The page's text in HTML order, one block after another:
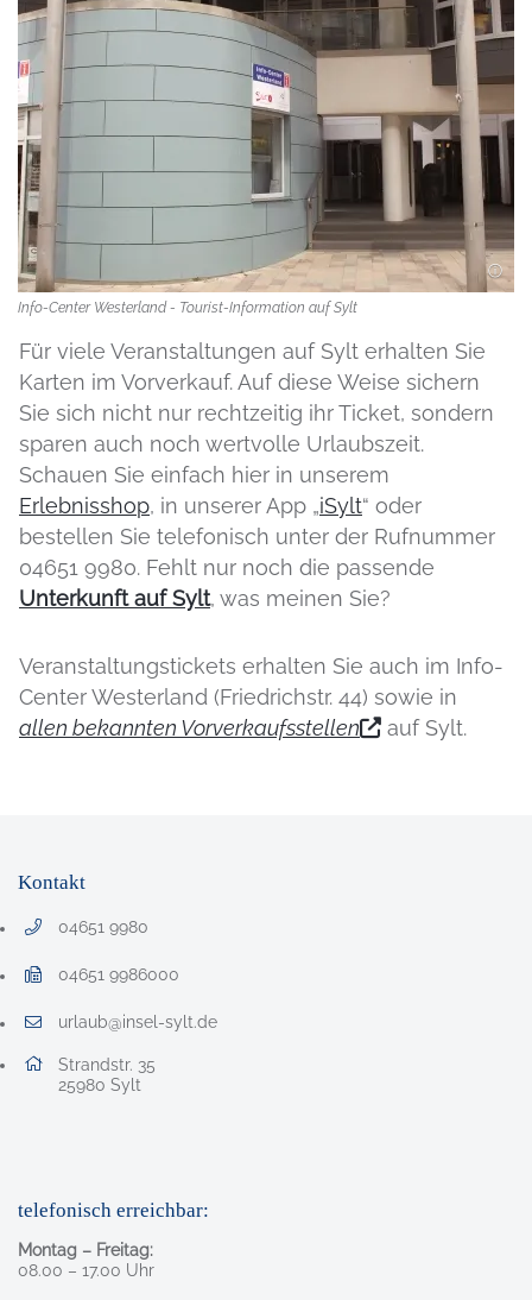
Info-Center Westerland - Tourist-Information auf Sylt
Für viele Veranstaltungen auf Sylt erhalten Sie
Karten im Vorverkauf. Auf diese Weise sichern
Sie sich nicht nur rechtzeitig ihr Ticket, sondern
sparen auch noch wertvolle Urlaubszeit.
Schauen Sie einfach hier in unserem
Erlebnisshop, in unserer App „iSylt“ oder
bestellen Sie telefonisch unter der Rufnummer
04651 9980. Fehlt nur noch die passende
Unterkunft auf Sylt, was meinen Sie?
Veranstaltungstickets erhalten Sie auch im Info-
Center Westerland (Friedrichstr. 44) sowie in
allen bekannten Vorverkaufsstellen
auf Sylt.
Kontakt
04651 9980
Telefonnummer: 0 4 6 5 1 9 9 8 0
04651 9986000
Faxnummer: 0 4 6 5 1 9 9 8 6 0 0 0
urlaub@insel-sylt.de
E-Mail Adresse: urlaub@insel-sylt.de
Adresse:
Strandstr. 35
25980 , 2 5 9 8 0
Sylt
telefonisch erreichbar:
Montag – Freitag:
08.00 – 17.00 Uhr